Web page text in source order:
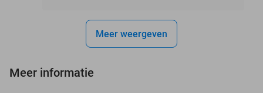
Meer weergeven
Meer informatie